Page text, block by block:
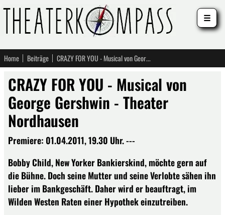
Home Beiträge CRAZY FOR YOU - Musical von George Gershwin - Theater Nordhausen
CRAZY FOR YOU - Musical von
George Gershwin - Theater
Nordhausen
Premiere: 01.04.2011, 19.30 Uhr. ---
Bobby Child, New Yorker Bankierskind, möchte gern auf
die Bühne. Doch seine Mutter und seine Verlobte sähen ihn
lieber im Bankgeschäft. Daher wird er beauftragt, im
Wilden Westen Raten einer Hypothek einzutreiben.
☰